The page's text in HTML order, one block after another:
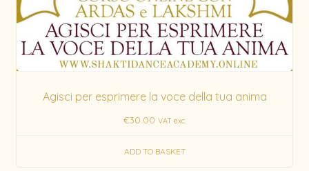
Agisci per esprimere la voce della tua anima
€30.00 VAT exc.
ADD TO BASKET